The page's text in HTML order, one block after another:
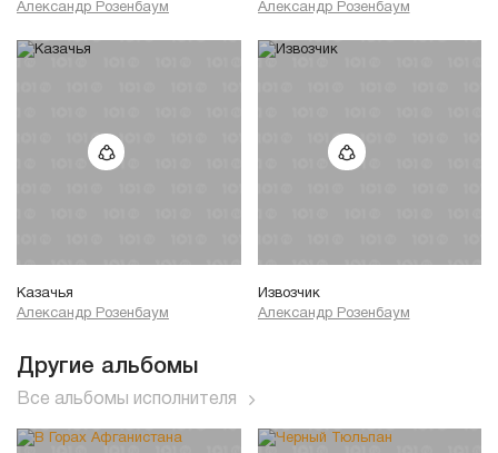
Александр Розенбаум
Александр Розенбаум
Казачья
Александр Розенбаум
Извозчик
Александр Розенбаум
Другие альбомы
Все альбомы исполнителя